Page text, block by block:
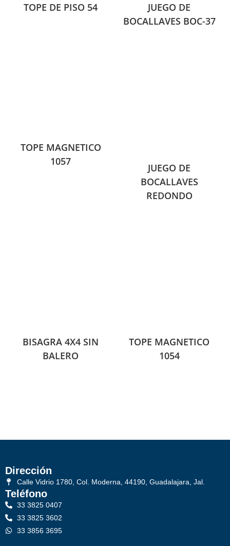
TOPE DE PISO 54
JUEGO DE
BOCALLAVES BOC-37
TOPE MAGNETICO
1057
JUEGO DE
BOCALLAVES
REDONDO
BISAGRA 4X4 SIN
BALERO
TOPE MAGNETICO
1054
Dirección
Calle Vidrio 1780, Col. Moderna, 44190, Guadalajara, Jal.
Teléfono
33 3825 0407
33 3825 3602
33 3856 3695